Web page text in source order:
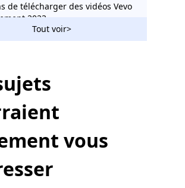
de télécharger des vidéos Vevo
2023
téléchargeur de Rutube que
[2023]
vidéo Hotstar | Télécharger
des vidéos Hotstar
de médias sociaux:
des vidéos à partir de sites
Tout voir>
vous